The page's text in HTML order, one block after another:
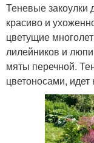
Теневые закоулки
красиво и
цветущие
лилейников и
мяты перечной.
цветоносами,